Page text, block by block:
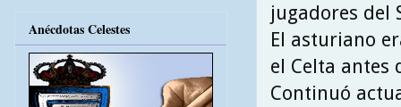
jugadores del
El asturiano
el Celta antes
Continuó
Anécdotas Celestes